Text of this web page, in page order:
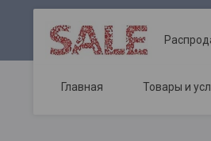
Главная Товары и